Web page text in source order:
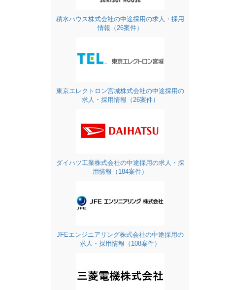
積水ハウス株式会社の中途採用の求人・採用
情報（26案件）
東京エレクトロン宮城株式会社の中途採用の
求人・採用情報（26案件）
ダイハツ工業株式会社の中途採用の求人・採
用情報（184案件）
JFEエンジニアリング株式会社の中途採用の
求人・採用情報（108案件）